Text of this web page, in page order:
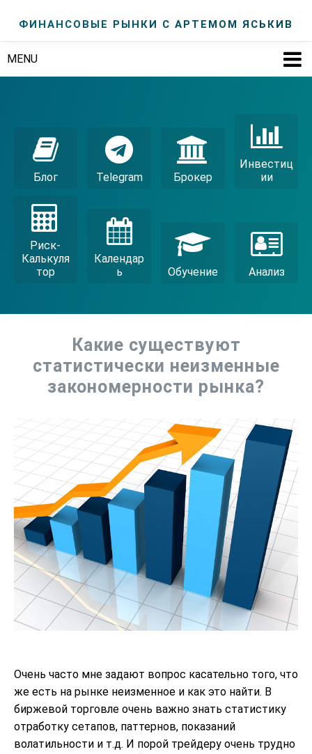
ФИНАНСОВЫЕ РЫНКИ С АРТЕМОМ ЯСЬКИВ
MENU
Блог Telegram Брокер
Инвестиц
Ии
Риск-
Калькуля
Тор
Календар
Ь
Обучение Анализ
Какие существуют
статистически неизменные
закономерности рынка?
Очень часто мне задают вопрос касательно того, что
же есть на рынке неизменное и как это найти. В
биржевой торговле очень важно знать статистику
отработку сетапов, паттернов, показаний
волатильности и т.д. И порой трейдеру очень трудно